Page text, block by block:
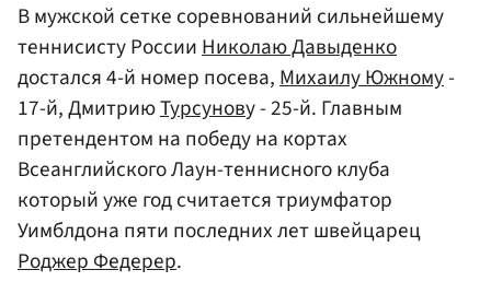
В мужской сетке соревнований сильнейшему
теннисисту РоссииНиколаю Давыденко
достался 4-й номер посева,Михаилу Южному-
17-й, ДмитриюТурсунову - 25-й. Главным
претендентом на победу на кортах
Всеанглийского Лаун-теннисного клуба
который уже год считается триумфатор
Уимблдона пяти последних лет швейцарец
Роджер Федерер.